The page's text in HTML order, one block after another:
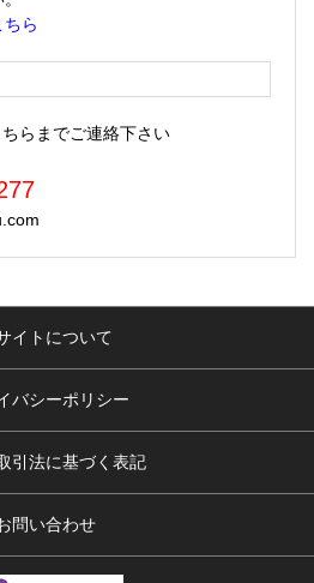
ら
らまでご連絡下さい
イトについて
バシーポリシー
引法に基づく表記
問い合わせ